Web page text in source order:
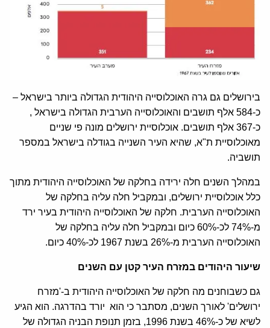
בירושלים גם גרה האוכלוסייה היהודית הגדולה ביותר בישראל –
כ-584 אלף תושבים והאוכלוסייה הערבית הגדולה בישראל ,
כ-367 אלף תושבים. אוכלוסיית ירושלים מונה פי שניים
מאוכלוסיית ת"א, שהיא העיר השנייה בגודלה בישראל במספר
תושביה.
במהלך השנים חלה ירידה בחלקה של האוכלוסייה היהודית מתוך
כלל אוכלוסיית ירושלים, ובמקביל חלה עליה בחלקה של
האוכלוסייה הערבית. חלקה של האוכלוסייה היהודית בעיר ירד
מ-74% לכ-60% כיום ובמקביל חלה עליה בחלקה של
האוכלוסייה הערבית מ-26% בשנת 1967 לכ-40% כיום.
שיעור היהודים במזרח העיר קטן עם השנים
גם כשבוחנים מה חלקה של האוכלוסייה היהודית ב-'מזרח
ירושלים' לאורך השנים, מסתבר כי הוא יורד בהדרגה. הוא הגיע
לשיא של כ-46% בשנת 1996, בזמן תנופת הבניה הגדולה של